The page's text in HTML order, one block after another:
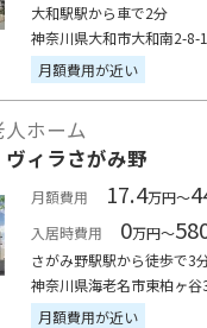
大和駅駅から車で2分
神奈川県大和市大和南2-8-
月額費用が近い
ホーム
ィラさがみ野
月額費用 17.4万円～
入居時費用
0万円～
さがみ野駅駅から徒歩で3
神奈川県海老名市東柏ヶ谷
月額費用が近い